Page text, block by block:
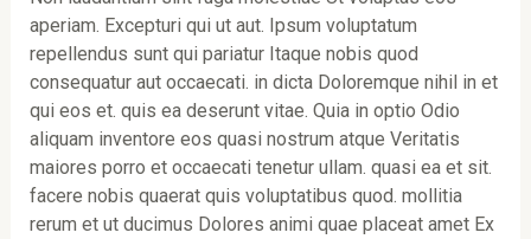
aperiam. Excepturi qui ut aut. Ipsum voluptatum
repellendus sunt qui pariatur Itaque nobis quod
consequatur aut occaecati. in dicta Doloremque nihil in et
qui eos et. quis ea deserunt vitae. Quia in optio Odio
aliquam inventore eos quasi nostrum atque Veritatis
maiores porro et occaecati tenetur ullam. quasi ea et sit.
facere nobis quaerat quis voluptatibus quod. mollitia
rerum et ut ducimus Dolores animi quae placeat amet Ex